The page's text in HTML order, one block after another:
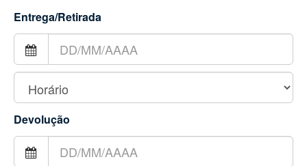
Entrega/Retirada
Devolução